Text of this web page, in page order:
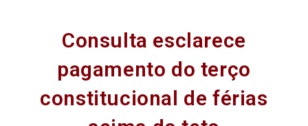
Consulta esclarece
pagamento do terço
constitucional de férias